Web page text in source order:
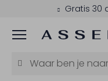
Gratis 30
Menu